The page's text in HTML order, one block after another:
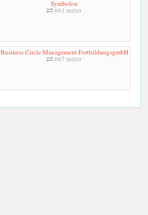
Symbolon
661 meter
Business Circle Management FortbildungsgmbH
667 meter